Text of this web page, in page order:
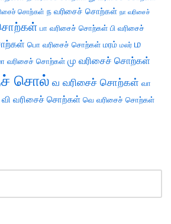
சொற்கள் ந வரிசைச் சொற்கள் நா வரிசைச்
பா வரிசைச் சொற்கள் பி வரிசைச்
பொ வரிசைச் சொற்கள் மரம் மலர் ம
வரிசைச் சொற்கள் மு வரிசைச் சொற்கள்
சொல் வ வரிசைச் சொற்கள் வா
வி வரிசைச் சொற்கள் வெ வரிசைச் சொற்கள்